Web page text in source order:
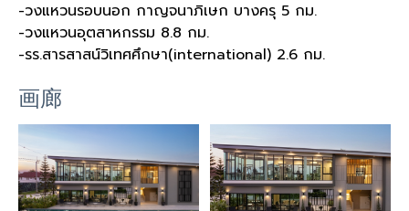
-วงแหวนรอบนอก กาญจนาภิเษก บางครุ 5 กม.
-วงแหวนอุตสาหกรรม 8.8 กม.
-รร.สารสาสน์วิเทศศึกษา(international) 2.6 กม.
画廊